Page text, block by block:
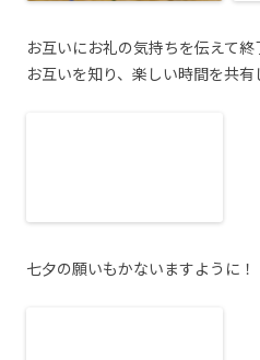
お互いにお礼の気持ちを伝えて終
お互いを知り、楽しい時間を共有
七夕の願いもかないますように！